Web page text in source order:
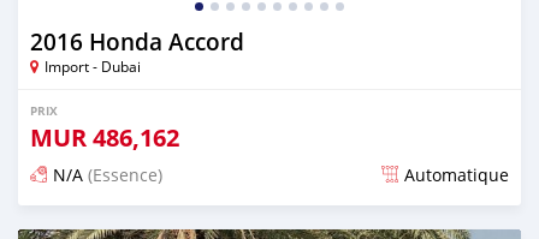
2016 Honda Accord
Import - Dubai
PRIX
MUR486,162
N/A (Essence) Automatique
Publié il y a presque 6 ans